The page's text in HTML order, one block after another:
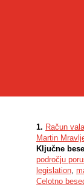
1. Račun
Martin
Ključne
področju
legislation,
Celotno